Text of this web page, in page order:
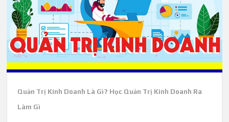
Quản Trị Kinh Doanh Là Gì? Học Quản Trị Kinh Doanh Ra
Làm Gì